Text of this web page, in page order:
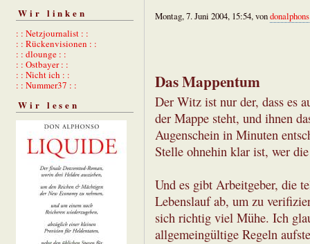
Wir linken
: : Netzjournalist : :
: : Rückenvisionen : :
: : dlounge : :
: : Ostbayer : :
: : Nicht ich : :
: : Nummer37 : :
Wir lesen
Montag, 7. Juni 2004, 15:54, vondonalphons
Das Mappentum
Der Witz ist nur der, dass es
der Mappe steht, und ihnen
Augenschein in Minuten
Stelle ohnehin klar ist, wer
Und es gibt Arbeitgeber, die
Lebenslauf ab, um zu
sich richtig viel Mühe. Ich
allgemeingültige Regeln